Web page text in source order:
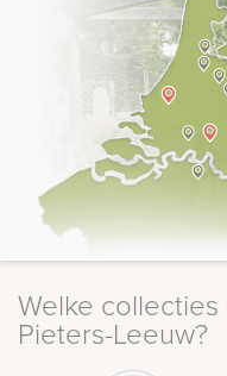
Welke
Pieters-Leeuw?